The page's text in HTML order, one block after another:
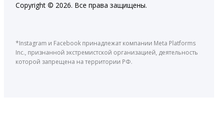
Copyright © 2026. Все права защищены.
*Instagram и Facebook принадлежат компании Meta Platforms
Inc., признанной экстремистской организацией, деятельность
которой запрещена на территории РФ.